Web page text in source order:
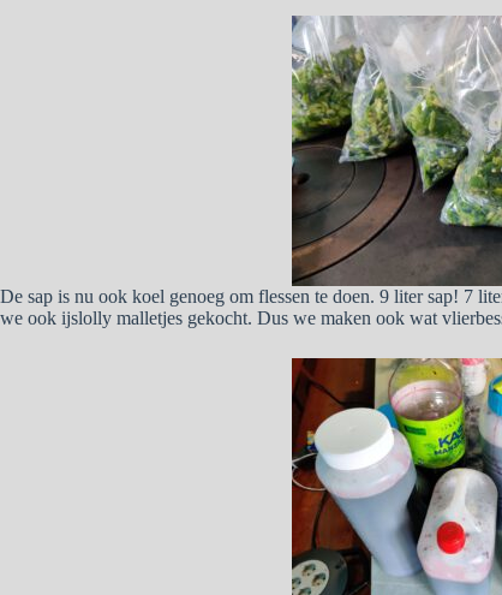
De sap is nu ook koel genoeg om flessen te doen. 9 liter sap! 7
we ook ijslolly malletjes gekocht. Dus we maken ook wat